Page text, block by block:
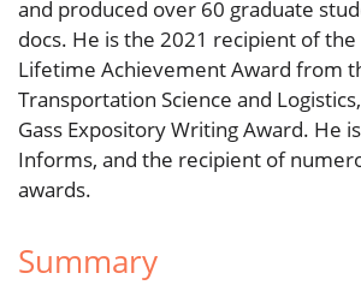
and produced over 60 graduate
docs. He is the 2021 recipient of
Lifetime Achievement Award from
Transportation Science and
Gass Expository Writing Award. He
Informs, and the recipient of
awards.
Summary